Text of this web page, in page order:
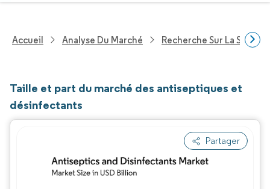
Accueil Analyse Du Marché Recherche Sur La Santé
Taille et part du marché des antiseptiques et
désinfectants
Partager